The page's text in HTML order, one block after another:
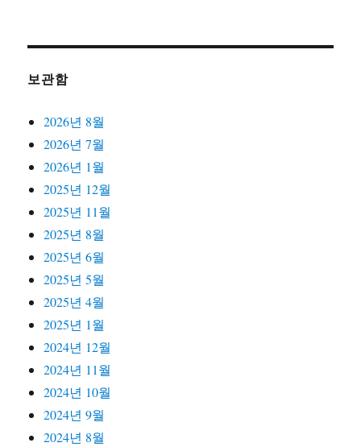
보관함
2026년 8월
2026년 7월
2026년 1월
2025년 12월
2025년 11월
2025년 8월
2025년 6월
2025년 5월
2025년 4월
2025년 1월
2024년 12월
2024년 11월
2024년 10월
2024년 9월
2024년 8월